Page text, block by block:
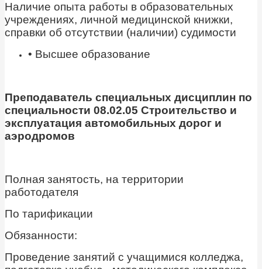
Наличие опыта работы в образовательных
учреждениях, личной медицинской книжки,
справки об отсутствии (наличии) судимости
• Высшее образование
Преподаватель специальных дисциплин по
специальности 08.02.05 Строительство и
эксплуатация автомобильных дорог и
аэродромов
Полная занятость, на территории
работодателя
По тарификации
Обязанности:
Проведение занятий с учащимися колледжа,